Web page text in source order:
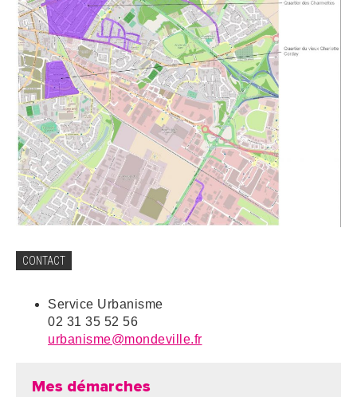
CONTACT
Service Urbanisme
02 31 35 52 56
urbanisme@mondeville.fr
Mes démarches